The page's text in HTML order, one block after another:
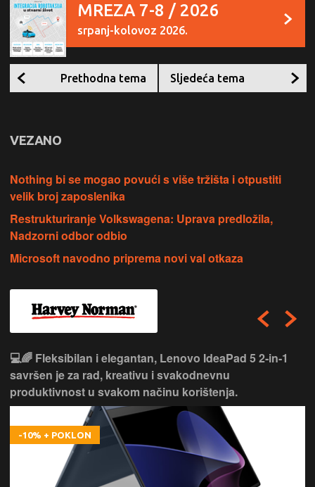
MREZA 7-8 / 2026
srpanj-kolovoz 2026.
Prethodna tema Sljedeća tema
VEZANO
Nothing bi se mogao povući s više tržišta i otpustiti
velik broj zaposlenika
Restrukturiranje Volkswagena: Uprava predložila,
Nadzorni odbor odbio
Microsoft navodno priprema novi val otkaza
💻🌈 Fleksibilan i elegantan, Lenovo IdeaPad 5 2‑in‑1
savršen je za rad, kreativu i svakodnevnu
produktivnost u svakom načinu korištenja.
-10% + POKLON